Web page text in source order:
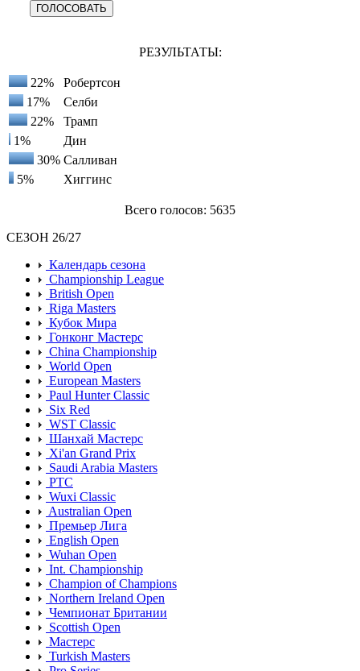
РЕЗУЛЬТАТЫ:
22%
Робертсон
17%
Селби
22%
Трамп
1%
Дин
30% Салливан
5%
Хиггинс
Всего голосов: 5635
СЕЗОН 26/27
Календарь сезона
Championship League
British Open
Riga Masters
Кубок Мира
Гонконг Мастерс
China Championship
World Open
European Masters
Paul Hunter Classic
Six Red
WST Classic
Шанхай Мастерс
Xi'an Grand Prix
Saudi Arabia Masters
PTC
Wuxi Classic
Australian Open
Премьер Лига
English Open
Wuhan Open
Int. Championship
Champion of Champions
Northern Ireland Open
Чемпионат Британии
Scottish Open
Мастерс
Turkish Masters